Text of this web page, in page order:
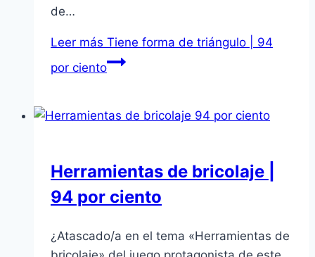
de…
Leer más Tiene forma de triángulo | 94
por ciento
Herramientas de bricolaje |
94 por ciento
¿Atascado/a en el tema «Herramientas de